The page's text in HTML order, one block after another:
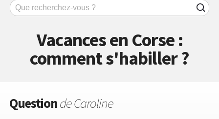
Vacances en Corse :
comment s'habiller ?
Questionde Caroline